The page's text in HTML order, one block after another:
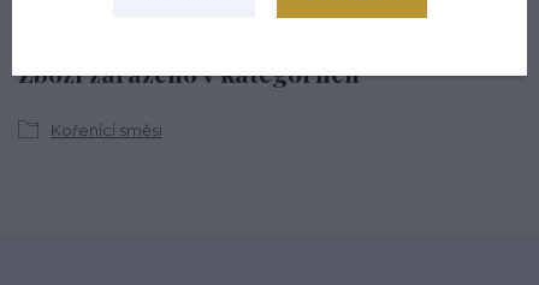
Zboží zařazeno v kategoriích
Kořenící směsi